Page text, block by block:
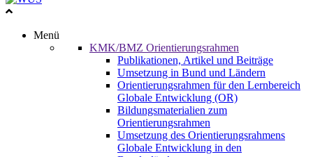
Menü
KMK/BMZ Orientierungsrahmen
Publikationen, Artikel und Beiträge
Umsetzung in Bund und Ländern
Orientierungsrahmen für den Lernbereich
Globale Entwicklung (OR)
Bildungsmaterialien zum
Orientierungsrahmen
Umsetzung des Orientierungsrahmens
Globale Entwicklung in den